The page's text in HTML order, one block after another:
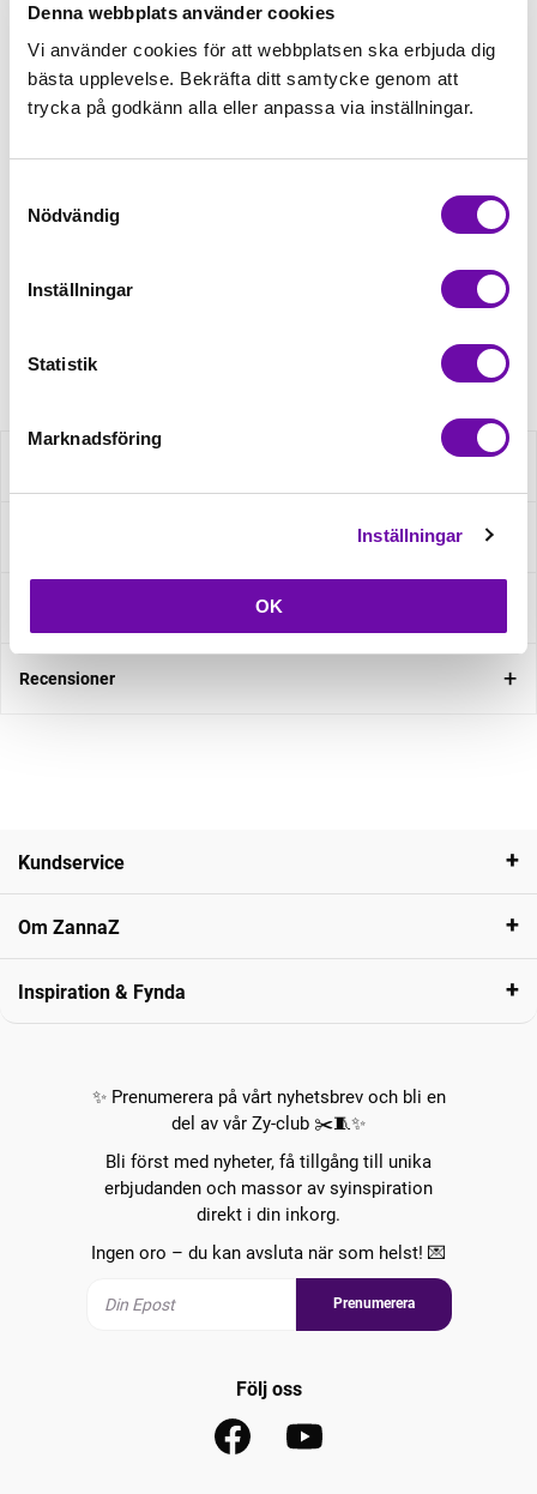
Denna webbplats använder cookies
Vi använder cookies för att webbplatsen ska erbjuda dig
bästa upplevelse. Bekräfta ditt samtycke genom att
trycka på godkänn alla eller anpassa via inställningar.
Nödvändig
Inställningar
Statistik
Marknadsföring
Inställningar
OK
Lägg först önskad mängd i varukorgen,
välj sedan matchande tillbehör
Tråd matchande +45,00kr
Minsta beställning: 0.5 m
Recensioner
Kundservice
Om ZannaZ
Inspiration & Fynda
✨ Prenumerera på vårt nyhetsbrev och bli en
del av vår Zy-club ✂️🧵✨
Bli först med nyheter, få tillgång till unika
erbjudanden och massor av syinspiration
direkt i din inkorg.
Ingen oro – du kan avsluta när som helst! 💌
Prenumerera
Följ oss